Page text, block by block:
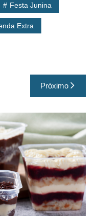
Festa Junina
Extra
Próximo